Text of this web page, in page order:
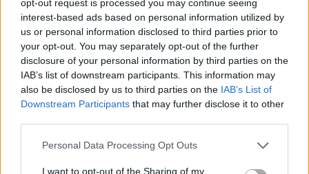
opt-out request is processed you may continue seeing
interest-based ads based on personal information utilized by
us or personal information disclosed to third parties prior to
your opt-out. You may separately opt-out of the further
disclosure of your personal information by third parties on the
IAB’s list of downstream participants. This information may
also be disclosed by us to third parties on the IAB’s List of
Downstream Participants that may further disclose it to other
Please note that this website/app uses one or more Google
not limited to your visit or usage behaviour. You may click to
Personal Data Processing Opt Outs
I want to opt-out of the Sharing of my
Jákob lajtorjája